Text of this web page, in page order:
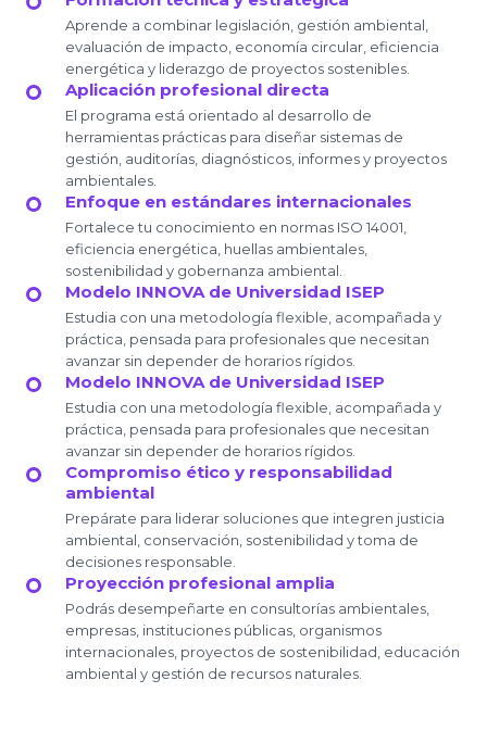
Aprende a combinar legislación, gestión ambiental,
evaluación de impacto, economía circular, eficiencia
energética y liderazgo de proyectos sostenibles.
Aplicación profesional directa
El programa está orientado al desarrollo de
herramientas prácticas para diseñar sistemas de
gestión, auditorías, diagnósticos, informes y proyectos
ambientales.
Enfoque en estándares internacionales
Fortalece tu conocimiento en normas ISO 14001,
eficiencia energética, huellas ambientales,
sostenibilidad y gobernanza ambiental.
Modelo INNOVA de Universidad ISEP
Estudia con una metodología flexible, acompañada y
práctica, pensada para profesionales que necesitan
avanzar sin depender de horarios rígidos.
Modelo INNOVA de Universidad ISEP
Estudia con una metodología flexible, acompañada y
práctica, pensada para profesionales que necesitan
avanzar sin depender de horarios rígidos.
Compromiso ético y responsabilidad
ambiental
Prepárate para liderar soluciones que integren justicia
ambiental, conservación, sostenibilidad y toma de
decisiones responsable.
Proyección profesional amplia
Podrás desempeñarte en consultorías ambientales,
empresas, instituciones públicas, organismos
internacionales, proyectos de sostenibilidad, educación
ambiental y gestión de recursos naturales.